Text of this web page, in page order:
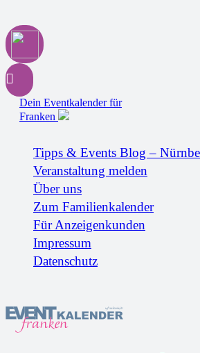
Dein Eventkalender für
Franken
Tipps & Events Blog –
Veranstaltung melden
Über uns
Zum Familienkalender
Für Anzeigenkunden
Impressum
Datenschutz